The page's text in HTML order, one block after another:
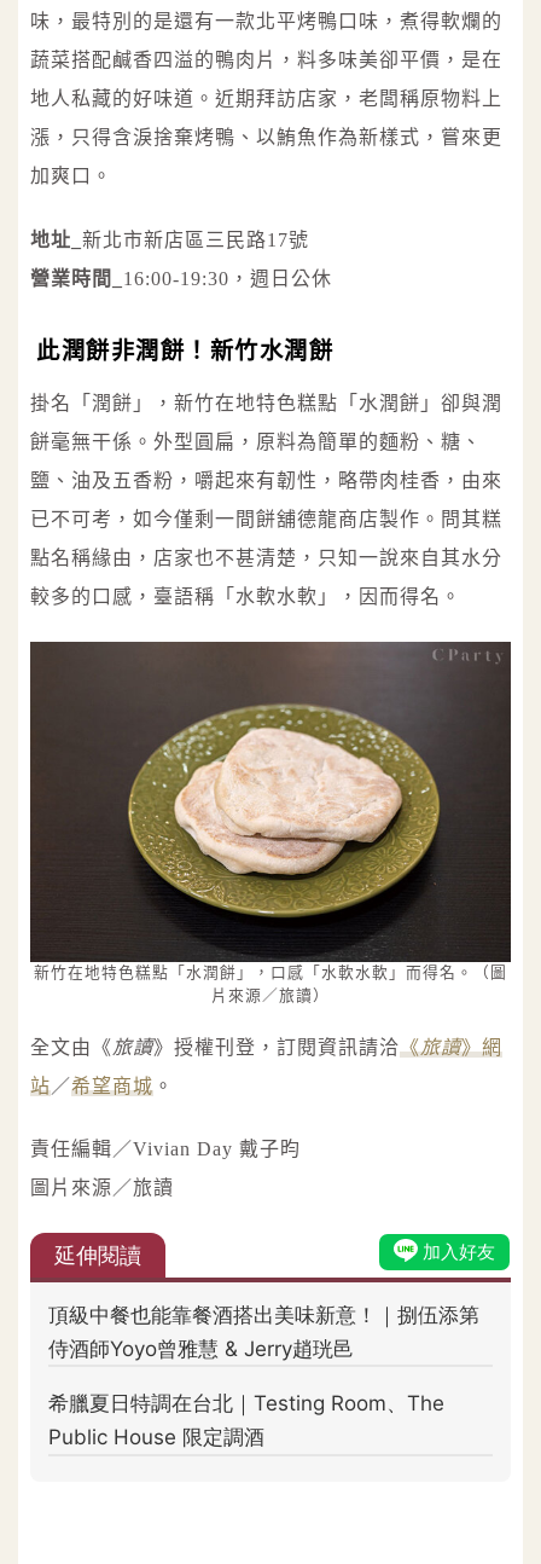
味，最特別的是還有一款北平烤鴨口味，煮得軟爛的
蔬菜搭配鹹香四溢的鴨肉片，料多味美卻平價，是在
地人私藏的好味道。近期拜訪店家，老闆稱原物料上
漲，只得含淚捨棄烤鴨、以鮪魚作為新樣式，嘗來更
加爽口。
地址_ 新北市新店區三民路17號
營業時間_ 16:00-19:30，週日公休
此潤餅非潤餅！新竹水潤餅
掛名「潤餅」，新竹在地特色糕點「水潤餅」卻與潤
餅毫無干係。外型圓扁，原料為簡單的麵粉、糖、
鹽、油及五香粉，嚼起來有韌性，略帶肉桂香，由來
已不可考，如今僅剩一間餅舖德龍商店製作。問其糕
點名稱緣由，店家也不甚清楚，只知一說來自其水分
較多的口感，臺語稱「水軟水軟」，因而得名。
新竹在地特色糕點「水潤餅」，口感「水軟水軟」而得名。（圖
片來源／旅讀）
全文由《 旅讀》授權刊登，訂閱資訊請洽《旅讀》網
站／希望商城 。
責任編輯／Vivian Day 戴子昀
圖片來源／旅讀